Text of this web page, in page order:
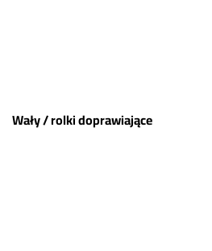
Wały / rolki doprawiające